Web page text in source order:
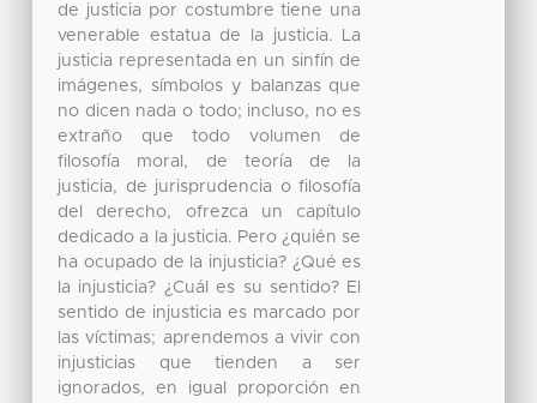
de justicia por costumbre tiene una
venerable estatua de la justicia. La
justicia representada en un sinfín de
imágenes, símbolos y balanzas que
no dicen nada o todo; incluso, no es
extraño que todo volumen de
filosofía moral, de teoría de la
justicia, de jurisprudencia o filosofía
del derecho, ofrezca un capítulo
dedicado a la justicia. Pero ¿quién se
ha ocupado de la injusticia? ¿Qué es
la injusticia? ¿Cuál es su sentido? El
sentido de injusticia es marcado por
las víctimas; aprendemos a vivir con
injusticias que tienden a ser
ignorados, en igual proporción en